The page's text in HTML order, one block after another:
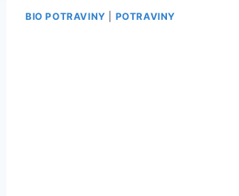
BIO POTRAVINY POTRAVINY